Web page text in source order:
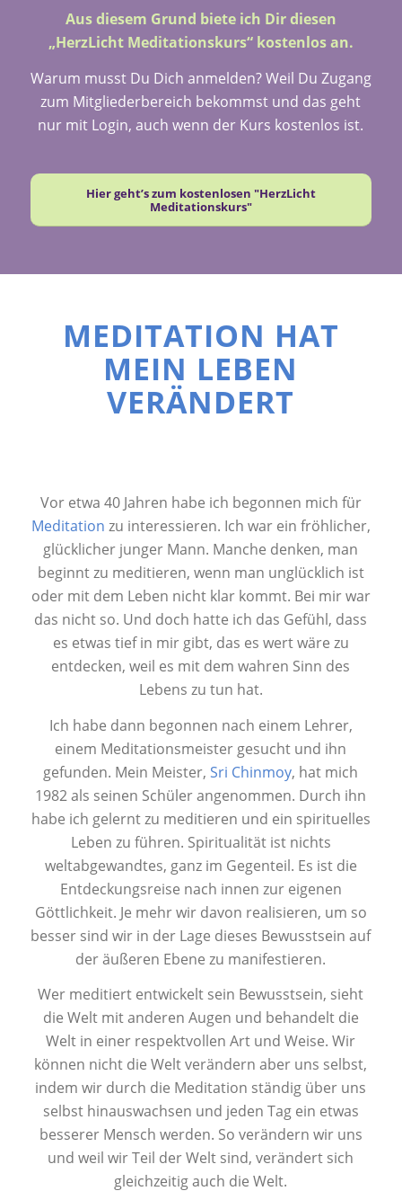
Aus diesem Grund biete ich Dir diesen
„HerzLicht Meditationskurs“ kostenlos an.
Warum musst Du Dich anmelden? Weil Du Zugang
zum Mitgliederbereich bekommst und das geht
nur mit Login, auch wenn der Kurs kostenlos ist.
Hier geht’s zum kostenlosen "HerzLicht
Meditationskurs"
MEDITATION HAT
MEIN LEBEN
VERÄNDERT
Vor etwa 40 Jahren habe ich begonnen mich für
Meditation zu interessieren. Ich war ein fröhlicher,
glücklicher junger Mann. Manche denken, man
beginnt zu meditieren, wenn man unglücklich ist
oder mit dem Leben nicht klar kommt. Bei mir war
das nicht so. Und doch hatte ich das Gefühl, dass
es etwas tief in mir gibt, das es wert wäre zu
entdecken, weil es mit dem wahren Sinn des
Lebens zu tun hat.
Ich habe dann begonnen nach einem Lehrer,
einem Meditationsmeister gesucht und ihn
gefunden. Mein Meister,Sri Chinmoy, hat mich
1982 als seinen Schüler angenommen. Durch ihn
habe ich gelernt zu meditieren und ein spirituelles
Leben zu führen. Spiritualität ist nichts
weltabgewandtes, ganz im Gegenteil. Es ist die
Entdeckungsreise nach innen zur eigenen
Göttlichkeit. Je mehr wir davon realisieren, um so
besser sind wir in der Lage dieses Bewusstsein auf
der äußeren Ebene zu manifestieren.
Wer meditiert entwickelt sein Bewusstsein, sieht
die Welt mit anderen Augen und behandelt die
Welt in einer respektvollen Art und Weise. Wir
können nicht die Welt verändern aber uns selbst,
indem wir durch die Meditation ständig über uns
selbst hinauswachsen und jeden Tag ein etwas
besserer Mensch werden. So verändern wir uns
und weil wir Teil der Welt sind, verändert sich
gleichzeitig auch die Welt.